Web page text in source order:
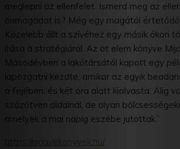
meglepni az ellenfelet. Ismerd meg az
önmagadat is? Még egy magától
Közelebb állt a szívéhez egy másik ókori
írása a stratégiáról. Az öt elem könyve
Másodévben a lakótársától kapott egy
lapozgatni kezdte, amikor az egyik
a fejében, és két óra alatt kiolvasta. Alig
százötven oldalnál, de olyan
amelyek a mai napig eszébe jutottak.”
https://agavekonyvek.hu/